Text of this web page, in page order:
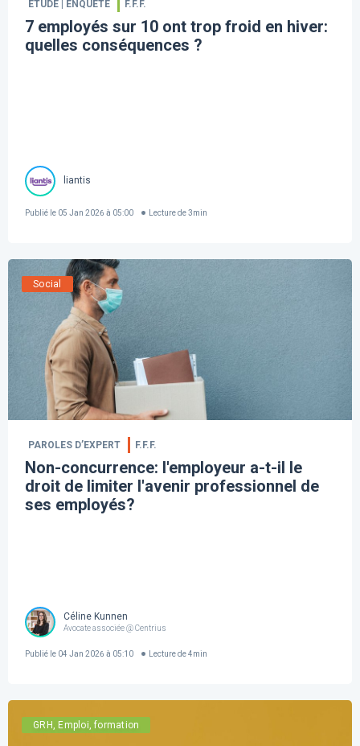
ETUDE | ENQUÊTE F.F.F.
7 employés sur 10 ont trop froid en hiver:
quelles conséquences ?
liantis
Publié le 05 Jan 2026 à 05:00 Lecture de 3min
Social
PAROLES D’EXPERT F.F.F.
Non-concurrence: l'employeur a-t-il le
droit de limiter l'avenir professionnel de
ses employés?
Céline Kunnen
Avocate associée @ Centrius
Publié le 04 Jan 2026 à 05:10 Lecture de 4min
GRH, Emploi, formation